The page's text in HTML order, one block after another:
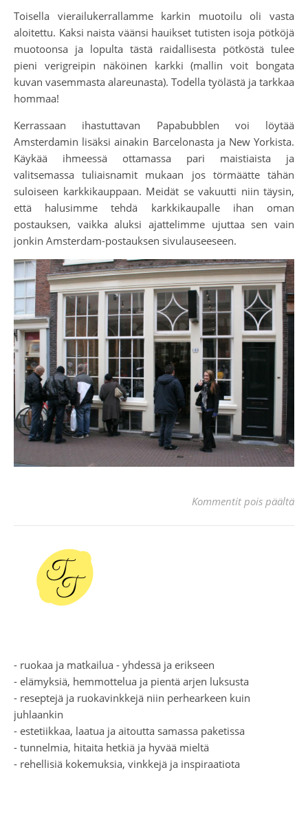
Toisella vierailukerrallamme karkin muotoilu oli vasta
aloitettu. Kaksi naista väänsi hauikset tutisten isoja pötköjä
muotoonsa ja lopulta tästä raidallisesta pötköstä tulee
pieni verigreipin näköinen karkki (mallin voit bongata
kuvan vasemmasta alareunasta). Todella työlästä ja tarkkaa
hommaa!
Kerrassaan ihastuttavan Papabubblen voi löytää
Amsterdamin lisäksi ainakin Barcelonasta ja New Yorkista.
Käykää ihmeessä ottamassa pari maistiaista ja
valitsemassa tuliaisnamit mukaan jos törmäätte tähän
suloiseen karkkikauppaan. Meidät se vakuutti niin täysin,
että halusimme tehdä karkkikaupalle ihan oman
postauksen, vaikka aluksi ajattelimme ujuttaa sen vain
jonkin Amsterdam-postauksen sivulauseeseen.
Kommentit pois päältä
- ruokaa ja matkailua - yhdessä ja erikseen
- elämyksiä, hemmottelua ja pientä arjen luksusta
- reseptejä ja ruokavinkkejä niin perhearkeen kuin
juhlaankin
- estetiikkaa, laatua ja aitoutta samassa paketissa
- tunnelmia, hitaita hetkiä ja hyvää mieltä
- rehellisiä kokemuksia, vinkkejä ja inspiraatiota